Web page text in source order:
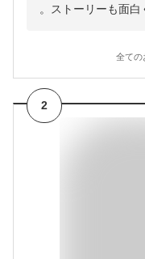
。ストーリーも面
全ての
2